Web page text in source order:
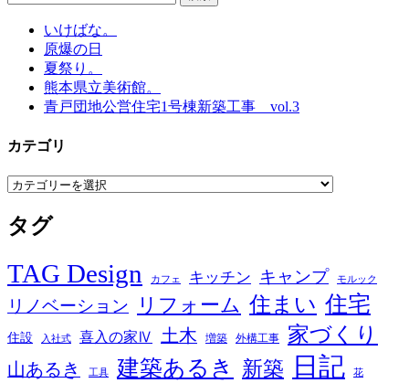
いけばな。
原爆の日
夏祭り。
熊本県立美術館。
青戸団地公営住宅1号棟新築工事 vol.3
カテゴリ
カ
ゴ
リ
タグ
TAG Design カフェ キッチン キャンプ モルック
リノベーション リフォーム 住まい 住宅
住設 入社式 喜入の家Ⅳ 土木 増築 外構工事 家づくり
山あるき 工具 建築あるき 新築 日記 花